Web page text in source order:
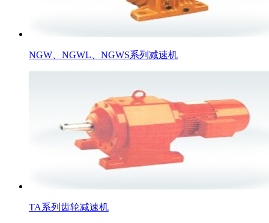
NGW、NGWL、NGWS系列减速机
TA系列齿轮减速机